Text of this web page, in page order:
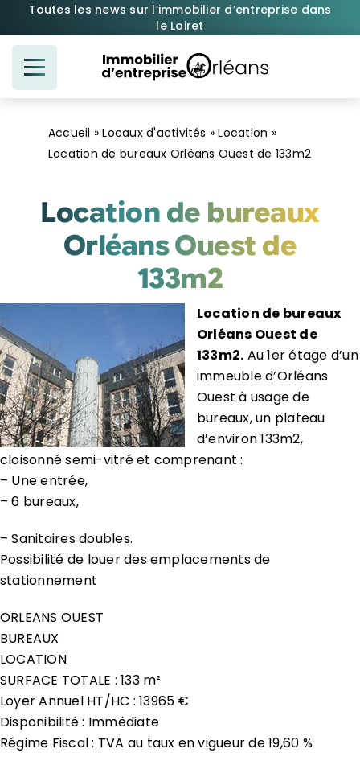
Passer
contenu
Toutes les news sur l’immobilier d’entreprise dans
le Loiret
Accueil »Locaux d'activités »Location »
Location de bureaux Orléans Ouest de 133m2
Location de bureaux
Orléans Ouest de
133m2
Location de bureaux
Orléans Ouest de
133m2. Au 1er étage d’un
immeuble d’Orléans
Ouest à usage de
bureaux, un plateau
d’environ 133m2,
cloisonné semi-vitré et comprenant :
– Une entrée,
– 6 bureaux,
– Sanitaires doubles.
Possibilité de louer des emplacements de
stationnement
ORLEANS OUEST
BUREAUX
LOCATION
SURFACE TOTALE : 133 m²
Loyer Annuel HT/HC : 13965 €
Disponibilité : Immédiate
Régime Fiscal : TVA au taux en vigueur de 19,60 %